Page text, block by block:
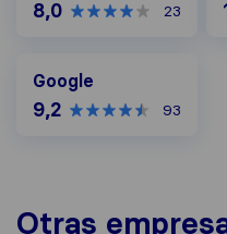
8,0 23
Google
9,2 93
Otras